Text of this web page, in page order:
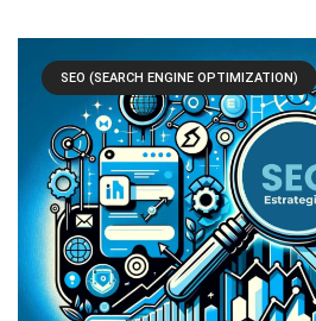
SEO (SEARCH ENGINE OPTIMIZATION)